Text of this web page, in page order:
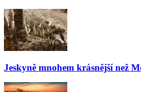
Jeskyně mnohem krásnější než